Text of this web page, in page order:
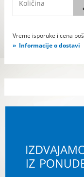
Vreme isporuke i cena
Informacije o dostavi